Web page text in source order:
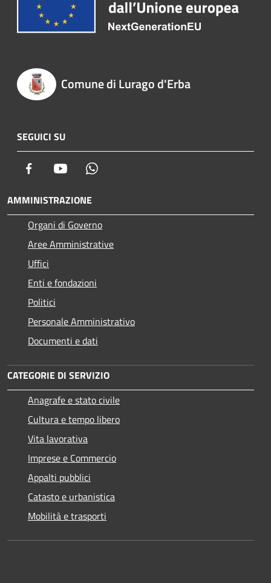
Comune di Lurago d'Erba
SEGUICI SU
Facebook Youtube
AMMINISTRAZIONE
Organi di Governo
Aree Amministrative
Uffici
Enti e fondazioni
Politici
Personale Amministrativo
Documenti e dati
CATEGORIE DI SERVIZIO
Anagrafe e stato civile
Cultura e tempo libero
Vita lavorativa
Imprese e Commercio
Appalti pubblici
Catasto e urbanistica
Mobilità e trasporti